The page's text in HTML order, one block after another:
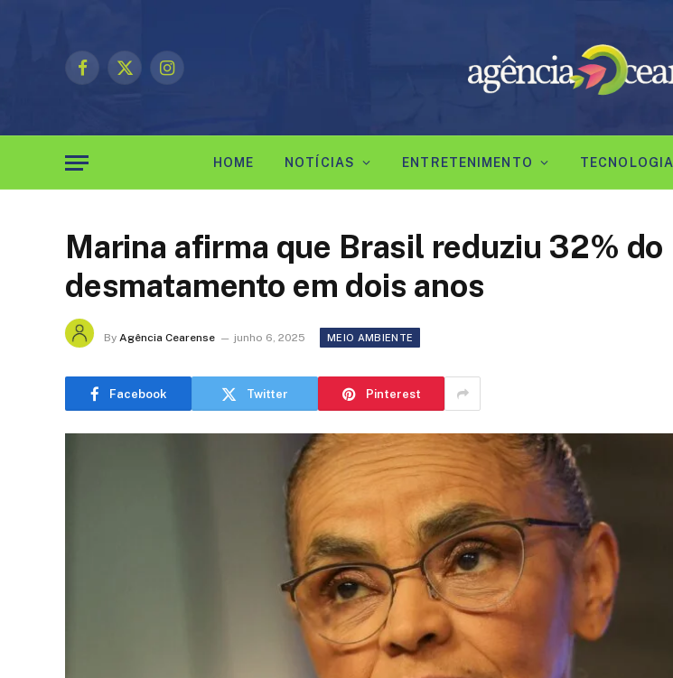
Facebook
X
Instagram
HOME NOTÍCIAS ENTRETENIMENTO TECNOLOGIA
Marina afirma que Brasil reduziu 32% do
desmatamento em dois anos
By Agência Cearense junho 6, 2025 MEIO AMBIENTE
Facebook Twitter Pinterest